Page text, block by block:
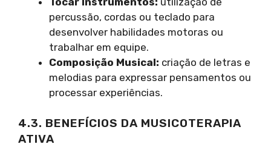
percussão, cordas ou teclado para
desenvolver habilidades motoras ou
trabalhar em equipe.
Composição Musical: criação de letras e
melodias para expressar pensamentos ou
processar experiências.
4.3. BENEFÍCIOS DA MUSICOTERAPIA
ATIVA